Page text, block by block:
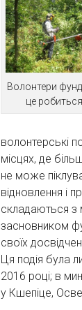
Волонтери
це
волонтерські
місцях, де
не може
відновлення і
складаються з
засновником
своїх
Ця подія була
2016 році; в
у Кшепіце,